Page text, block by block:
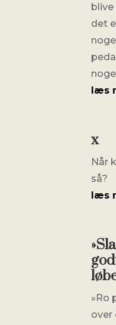
blive
det
læs
x
Når
så?
læs
»Ro
over